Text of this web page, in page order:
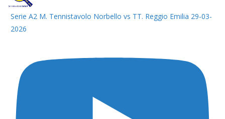
Serie A2 M. Tennistavolo Norbello vs TT. Reggio Emilia 29-03-
2026